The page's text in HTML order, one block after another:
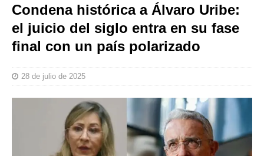
Condena histórica a Álvaro Uribe:
el juicio del siglo entra en su fase
final con un país polarizado
28 de julio de 2025